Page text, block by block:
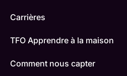
Carrières
TFO Apprendre à la maison
Comment nous capter